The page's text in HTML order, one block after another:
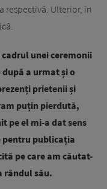
respectivă. Ulterior, în
unei ceremonii
a urmat și o
prietenii și
puțin pierdută,
pe el mi-a dat sens
pentru publicația
pe care am căutat-
rândul său.